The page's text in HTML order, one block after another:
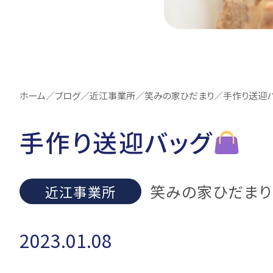
ホーム／ブログ／近江事業所／笑みの家ひだまり／手作り送迎
手作り送迎バッグ
近江事業所 笑みの家ひだまり
2023.01.08